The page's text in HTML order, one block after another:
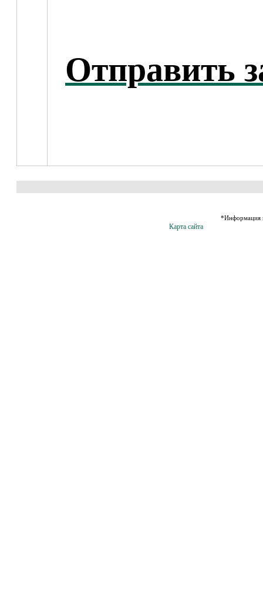
Отправить
Карта сайта
*Информация